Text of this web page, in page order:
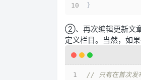
}
②、再次编辑更新文
定义栏目。当然，如
// 只有在首次发